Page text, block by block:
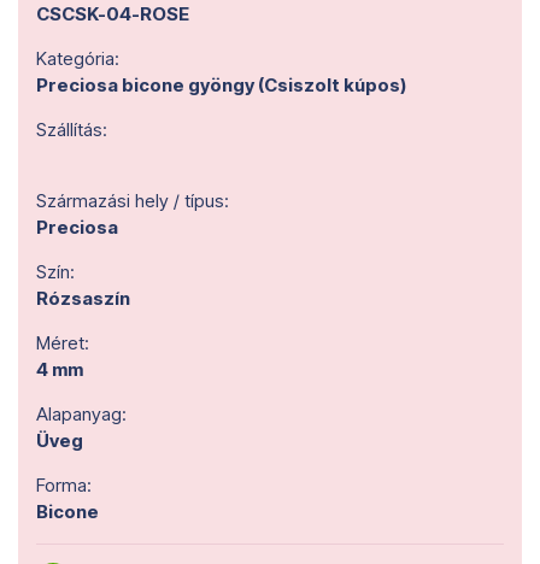
CSCSK-04-ROSE
Kategória:
Preciosa bicone gyöngy (Csiszolt kúpos)
Szállítás:
Származási hely / típus:
Preciosa
Szín:
Rózsaszín
Méret:
4 mm
Alapanyag:
Üveg
Forma:
Bicone